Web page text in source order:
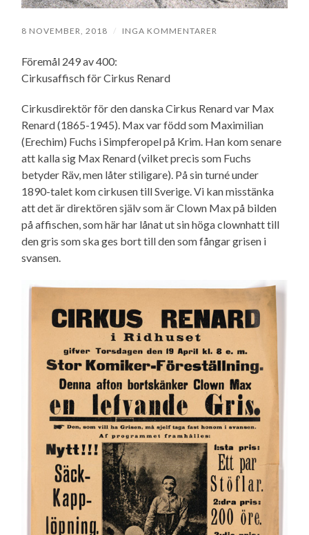
8 NOVEMBER, 2018 / INGA KOMMENTARER
Föremål 249 av 400:
Cirkusaffisch för Cirkus Renard
Cirkusdirektör för den danska Cirkus Renard var Max
Renard (1865-1945). Max var född som Maximilian
(Erechim) Fuchs i Simpferopel på Krim. Han kom senare
att kalla sig Max Renard (vilket precis som Fuchs
betyder Räv, men låter stiligare). På sin turné under
1890-talet kom cirkusen till Sverige. Vi kan misstänka
att det är direktören själv som är Clown Max på bilden
på affischen, som här har lånat ut sin höga clownhatt till
den gris som ska ges bort till den som fångar grisen i
svansen.